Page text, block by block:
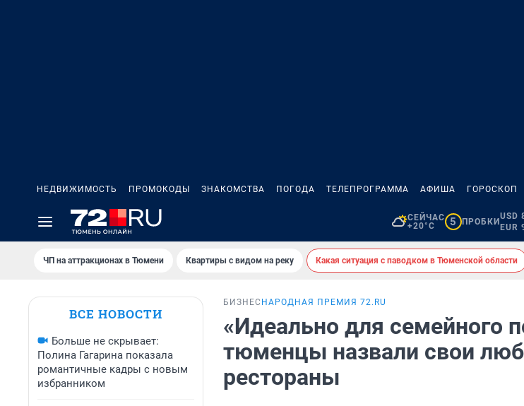
НЕДВИЖИМОСТЬ ПРОМОКОДЫ ЗНАКОМСТВА ПОГОДА ТЕЛЕПРОГРАММА АФИША ГОРОСКОП
СЕЙЧАС
+20°C
5 ПРОБКИ
USD
EUR
ЧП на аттракционах в Тюмени Квартиры с видом на реку Какая ситуация с паводком в Тюменской области
ВСЕ НОВОСТИ
Больше не скрывает:
Полина Гагарина показала
романтичные кадры с новым
избранником
БИЗНЕС НАРОДНАЯ ПРЕМИЯ 72.RU
«Идеально для семейного
тюменцы назвали свои
рестораны